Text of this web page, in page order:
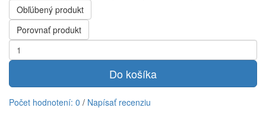
Obľúbený produkt
Porovnať produkt
Do košíka
Počet hodnotení: 0 / Napísať recenziu